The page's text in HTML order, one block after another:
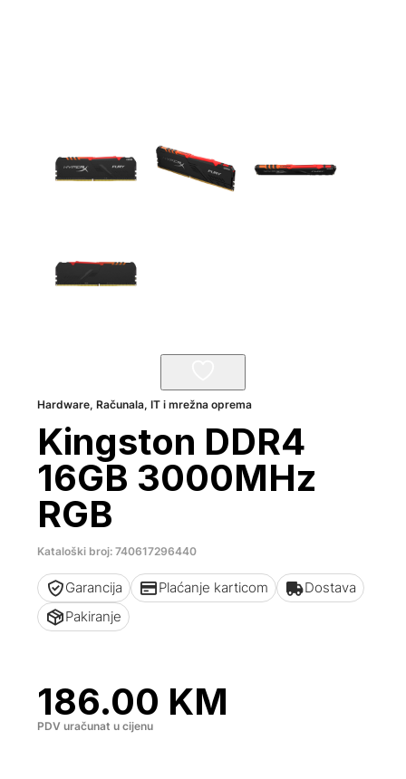
Hardware,Računala, IT i mrežna oprema
Kingston DDR4
16GB 3000MHz
RGB
Kataloški broj: 740617296440
Garancija Plaćanje karticom
Dostava
Pakiranje
186.00 KM
PDV uračunat u cijenu